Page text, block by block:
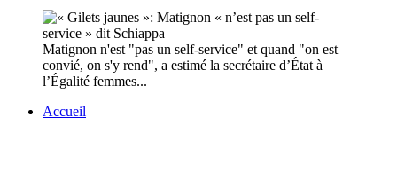
Matignon n'est "pas un self-service" et quand "on est
convié, on s'y rend", a estimé la secrétaire d’État à
l’Égalité femmes...
Accueil